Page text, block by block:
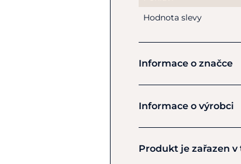
Pokyny k péči:Lze prát
Hodnota slevy
Informace o značce
Cavalleria
Informace o výrobci
Cavalleria Toscana SpA
Produkt je zařazen